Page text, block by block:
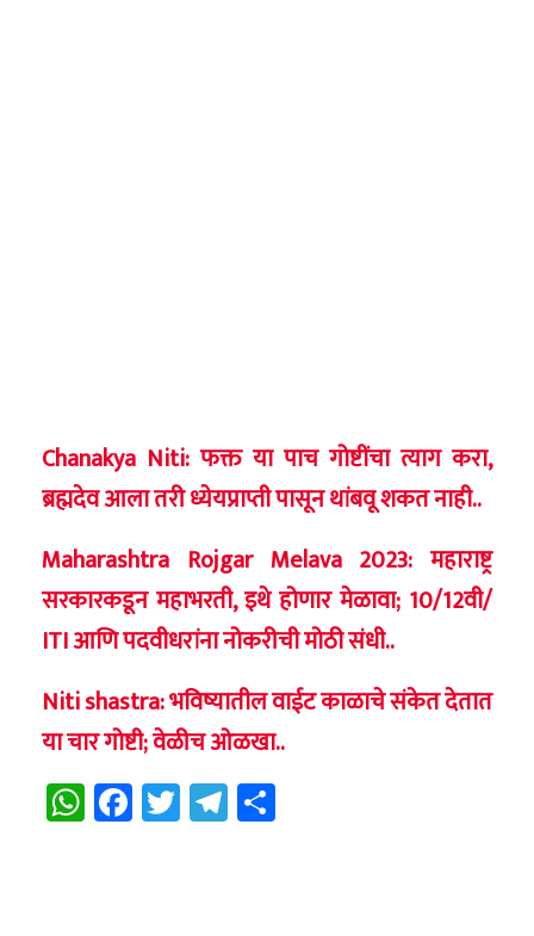
Chanakya Niti: फक्त या पाच गोष्टींचा त्याग करा,
ब्रह्मदेव आला तरी ध्येयप्राप्ती पासून थांबवू शकत नाही..
Maharashtra Rojgar Melava 2023: महाराष्ट्र
सरकारकडून महाभरती, इथे होणार मेळावा; 10/12वी/
ITI आणि पदवीधरांना नोकरीची मोठी संधी..
Niti shastra: भविष्यातील वाईट काळाचे संकेत देतात
या चार गोष्टी; वेळीच ओळखा..
WhatsApp
Facebook
TwitterTelegram